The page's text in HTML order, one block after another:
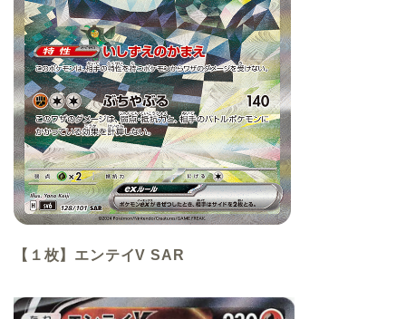
【１枚】エンテイV SAR